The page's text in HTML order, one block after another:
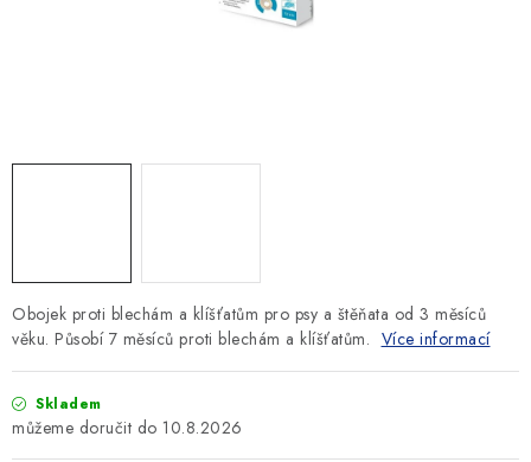
Podmínky ochrany osobních údajů
Obojek proti blechám a klíšťatům pro psy a štěňata od 3 měsíců
věku. Působí 7 měsíců proti blechám a klíšťatům. Více informací
Skladem
10.8.2026